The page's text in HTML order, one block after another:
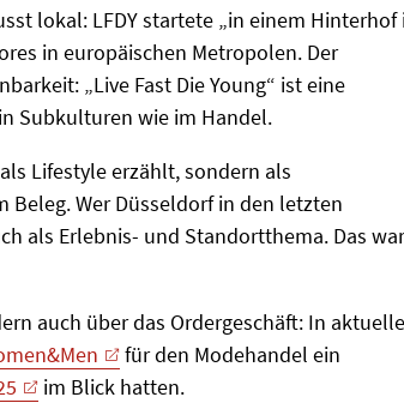
lokal: LFDY startete „in einem Hinterhof
in europäischen Metropolen. Der
„Live Fast Die Young“ ist eine
Subkulturen wie im Handel.
Lifestyle erzählt, sondern als
Wer Düsseldorf in den letzten
als Erlebnis- und Standortthema. Das war
auch über das Ordergeschäft: In
für den Modehandel ein
im Blick hatten.